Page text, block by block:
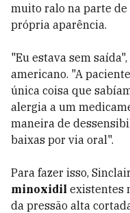
muito ralo na parte de
própria aparência.
"Eu estava sem
americano. "A
única coisa que
alergia a um
maneira de
baixas por via oral".
Para fazer isso,
minoxidil existentes
da pressão alta